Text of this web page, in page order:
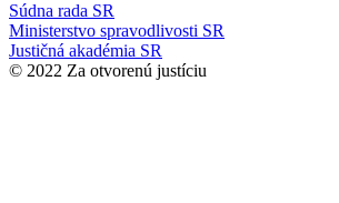
Súdna rada SR
Ministerstvo spravodlivosti SR
Justičná akadémia SR
© 2022 Za otvorenú justíciu